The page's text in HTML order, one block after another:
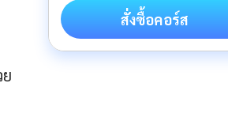
สั่งซื้อคอร์ส